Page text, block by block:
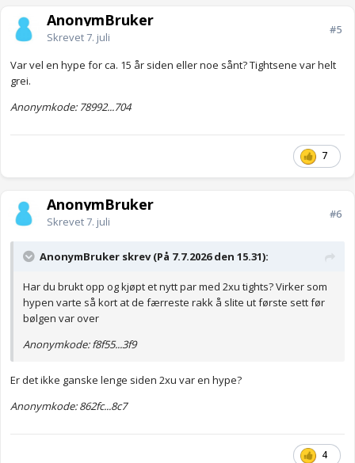
AnonymBruker
Skrevet7. juli
#5
Var vel en hype for ca. 15 år siden eller noe sånt? Tightsene var helt
grei.
Anonymkode: 78992...704
7
AnonymBruker
Skrevet7. juli
#6
AnonymBruker skrev (På 7.7.2026 den 15.31):
Har du brukt opp og kjøpt et nytt par med 2xu tights? Virker som
hypen varte så kort at de færreste rakk å slite ut første sett før
bølgen var over
Anonymkode: f8f55...3f9
Er det ikke ganske lenge siden 2xu var en hype?
Anonymkode: 862fc...8c7
4